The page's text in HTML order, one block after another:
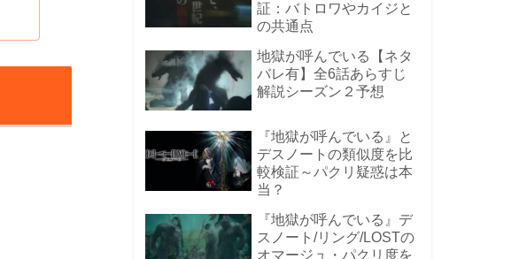
証：バトロワやカイジと
の共通点
地獄が呼んでいる【ネタ
バレ有】全6話あらすじ
解説シーズン２予想
『地獄が呼んでいる』と
デスノートの類似度を比
較検証～パクリ疑惑は本
当？
『地獄が呼んでいる』デ
スノート/リング/LOSTの
オマージュ・パクリ度を